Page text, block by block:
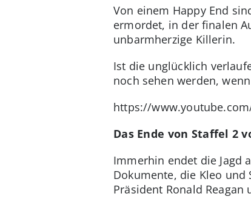
Von einem Happy End
ermordet, in der finalen
unbarmherzige Killerin.
Ist die unglücklich
noch sehen werden,
https://
Das Ende von Staffel 2
Immerhin endet die Jagd
Dokumente, die Kleo und
Präsident Ronald Reagan